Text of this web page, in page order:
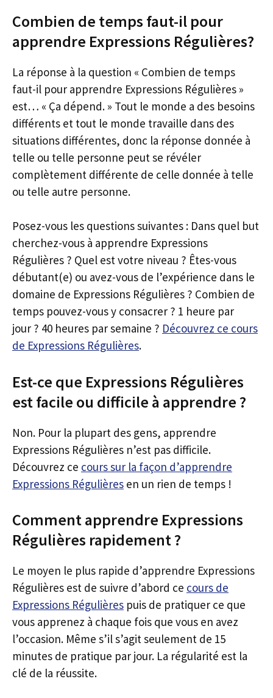
Combien de temps faut-il pour
apprendre Expressions Régulières?
La réponse à la question « Combien de temps
faut-il pour apprendre Expressions Régulières »
est… « Ça dépend. » Tout le monde a des besoins
différents et tout le monde travaille dans des
situations différentes, donc la réponse donnée à
telle ou telle personne peut se révéler
complètement différente de celle donnée à telle
ou telle autre personne.
Posez-vous les questions suivantes : Dans quel but
cherchez-vous à apprendre Expressions
Régulières ? Quel est votre niveau ? Êtes-vous
débutant(e) ou avez-vous de l’expérience dans le
domaine de Expressions Régulières ? Combien de
temps pouvez-vous y consacrer ? 1 heure par
jour ? 40 heures par semaine ? Découvrez ce cours
de Expressions Régulières.
Est-ce que Expressions Régulières
est facile ou difficile à apprendre ?
Non. Pour la plupart des gens, apprendre
Expressions Régulières n’est pas difficile.
Découvrez ce cours sur la façon d’apprendre
Expressions Régulières en un rien de temps !
Comment apprendre Expressions
Régulières rapidement ?
Le moyen le plus rapide d’apprendre Expressions
Régulières est de suivre d’abord ce cours de
Expressions Régulières puis de pratiquer ce que
vous apprenez à chaque fois que vous en avez
l’occasion. Même s’il s’agit seulement de 15
minutes de pratique par jour. La régularité est la
clé de la réussite.